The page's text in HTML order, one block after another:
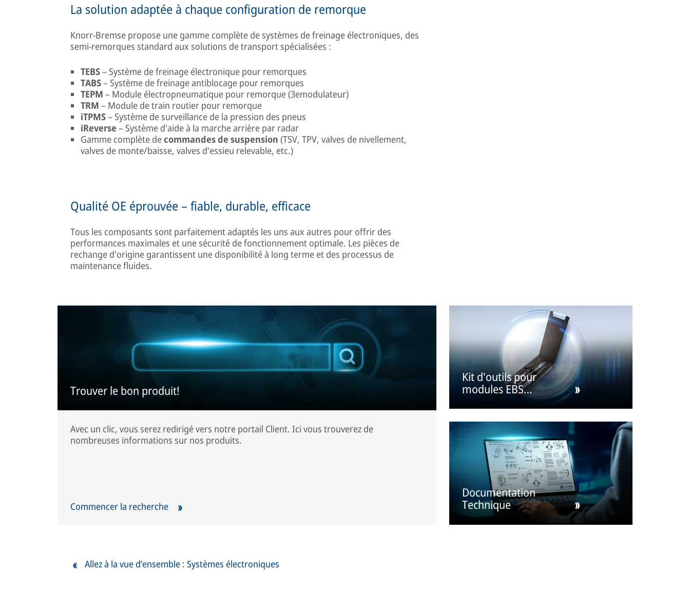
La solution adaptée à chaque configuration de remorque
Knorr-Bremse propose une gamme complète de systèmes de freinage électroniques, des
semi-remorques standard aux solutions de transport spécialisées :
TEBS– Système de freinage électronique pour remorques
TABS– Système de freinage antiblocage pour remorques
TEPM – Module électropneumatique pour remorque (3emodulateur)
TRM – Module de train routier pour remorque
iTPMS– Système de surveillance de la pression des pneus
iReverse – Système d'aide à la marche arrière par radar
Gamme complète decommandes de suspension (TSV, TPV, valves de nivellement,
valves de monte/baisse, valves d'essieu relevable, etc.)
Qualité OE éprouvée – fiable, durable, efficace
Tous les composants sont parfaitement adaptés les uns aux autres pour offrir des
performances maximales et une sécurité de fonctionnement optimale. Les pièces de
rechange d'origine garantissent une disponibilité à long terme et des processus de
maintenance fluides.
Trouver le bon produit!
Avec un clic, vous serez redirigé vers notre portail Client. Ici vous trouverez de
nombreuses informations sur nos produits.
Commencer la recherche
Kit d'outils pour
modules EBS
Documentation
Technique
Allez à la vue d’ensemble : Systèmes électroniques